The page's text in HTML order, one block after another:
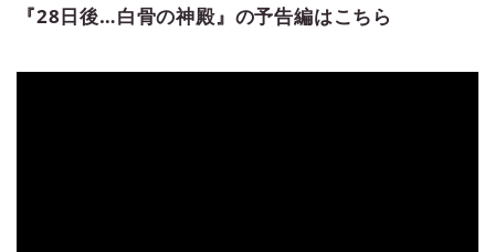
『28日後…白骨の神殿』の予告編はこちら